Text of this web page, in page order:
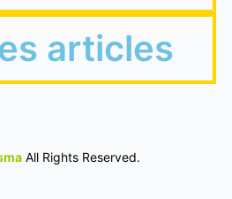
articles
All Rights Reserved.